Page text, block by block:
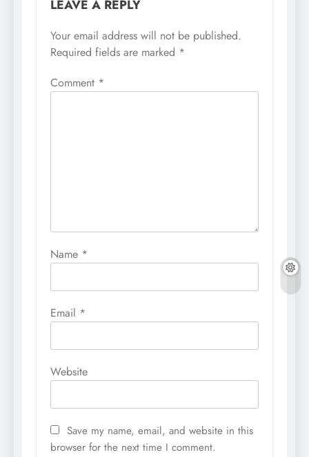
LEAVE A REPLY
Your email address will not be published.
Required fields are marked *
Comment *
Name *
Email *
Website
Save my name, email, and website in this
browser for the next time I comment.